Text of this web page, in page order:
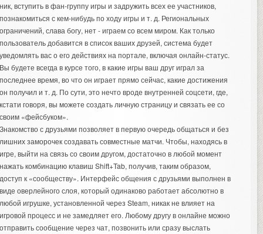
вступить в фан-группу игры и задружить всех ее участников,
с кем-нибудь по ходу игры и т. д. Региональных
слава богу, нет - играем со всем миром. Как только
добавится в список ваших друзей, система будет
вас о его действиях на портале, включая онлайн-статус.
будете всегда в курсе того, в какие игры ваш друг играл за
время, во что он играет прямо сейчас, какие достижения
получил и т. д. По сути, это нечто вроде внутренней соцсети, где,
говоря, вы можете создать личную страницу и связать ее со
«фейсбуком».
с друзьями позволяет в первую очередь общаться и без
заморочек создавать совместные матчи. Чтобы, находясь в
выйти на связь со своим другом, достаточно в любой момент
комбинацию клавиш Shift+Tab, получив, таким образом,
к «сообществу». Интерфейс общения с друзьями выполнен в
оверлейного слоя, который одинаково работает абсолютно в
игрушке, установленной через Steam, никак не влияет на
процесс и не замедляет его. Любому другу в онлайне можно
сообщение через чат, позвонить или сразу выслать